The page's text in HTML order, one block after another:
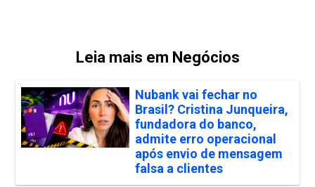
Leia mais em Negócios
Nubank vai fechar no
Brasil? Cristina Junqueira,
fundadora do banco,
admite erro operacional
após envio de mensagem
falsa a clientes